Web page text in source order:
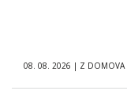
08. 08. 2026 | Z DOMOVA